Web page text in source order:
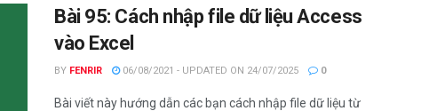
Bài 95: Cách nhập file dữ liệu Access
vào Excel
BY FENRIR 06/08/2021 - UPDATED ON 24/07/2025 0
Bài viết này hướng dẫn các bạn cách nhập file dữ liệu từ